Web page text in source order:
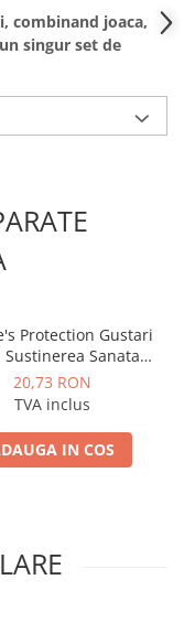
combinand joaca,
singur set de
Protection Gustari
Sustinerea Sanatatii
cu Hering Caini
Blana Alba 150 g
20,73 RON
TVA inclus
IN COS